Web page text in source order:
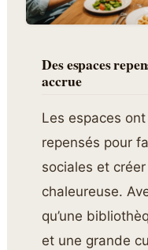
Des espaces
accrue
Les espaces
repensés pour
sociales et
chaleureuse.
qu’une
et une grande